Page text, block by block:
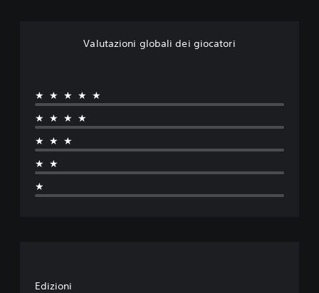
Valutazioni globali dei giocatori
★★★★★
★★★★
★★★
★★
★
Edizioni